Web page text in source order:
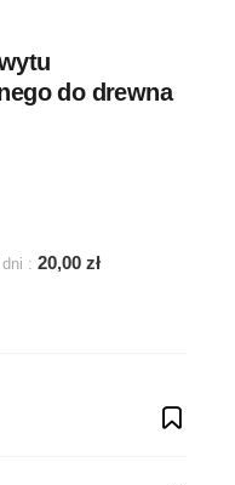
do drewna
: 20,00 zł